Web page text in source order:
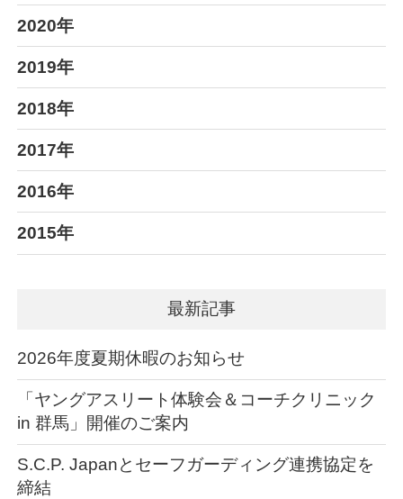
2020年
2019年
2018年
2017年
2016年
2015年
最新記事
2026年度夏期休暇のお知らせ
「ヤングアスリート体験会＆コーチクリニック
in 群馬」開催のご案内
S.C.P. Japanとセーフガーディング連携協定を
締結